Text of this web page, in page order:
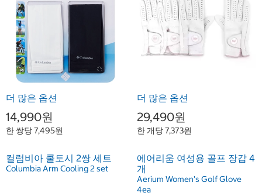
더 많은 옵션
14,990원
한 쌍당 7,495원
컬럼비아 쿨토시 2쌍 세트
Columbia Arm Cooling 2 set
더 많은 옵션
29,490원
한 개당 7,373원
에어리움 여성용 골프 장갑 4
개
Aerium Women's Golf Glove
4ea